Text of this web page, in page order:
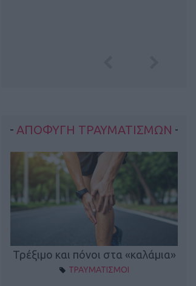
ΑΠΟΦΥΓΗ ΤΡΑΥΜΑΤΙΣΜΩΝ
Τρέξιμο και πόνοι στα «καλάμια»
ΤΡΑΥΜΑΤΙΣΜΟΙ